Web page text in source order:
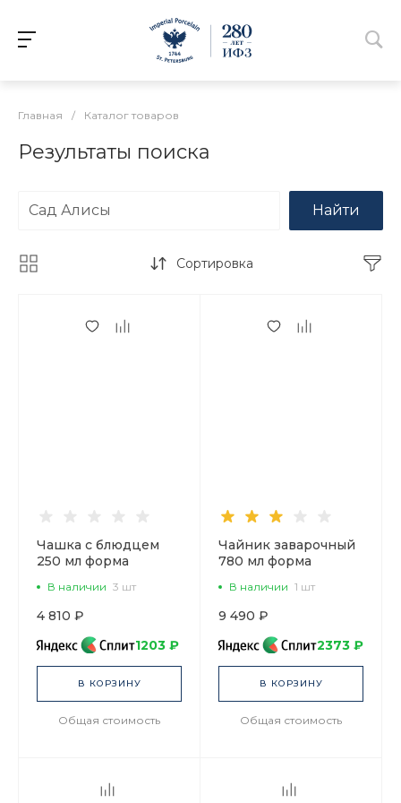
Главная / Каталог товаров
Результаты поиска
Найти
Сортировка
Чашка с блюдцем
250 мл форма
Сад Алисы арт.
81.30747.00.1
В наличии 3 шт
4 810 ₽
1203 ₽
В КОРЗИНУ
Общая стоимость
Чайник заварочный
780 мл форма
Сад Алисы арт.
80.42107.00.1
В наличии 1 шт
9 490 ₽
2373 ₽
В КОРЗИНУ
Общая стоимость